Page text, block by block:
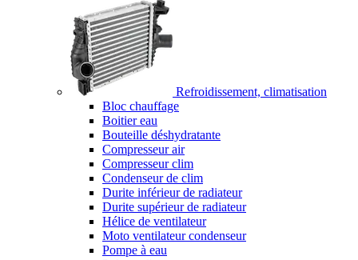
Refroidissement, climatisation
Bloc chauffage
Boitier eau
Bouteille déshydratante
Compresseur air
Compresseur clim
Condenseur de clim
Durite inférieur de radiateur
Durite supérieur de radiateur
Hélice de ventilateur
Moto ventilateur condenseur
Pompe à eau